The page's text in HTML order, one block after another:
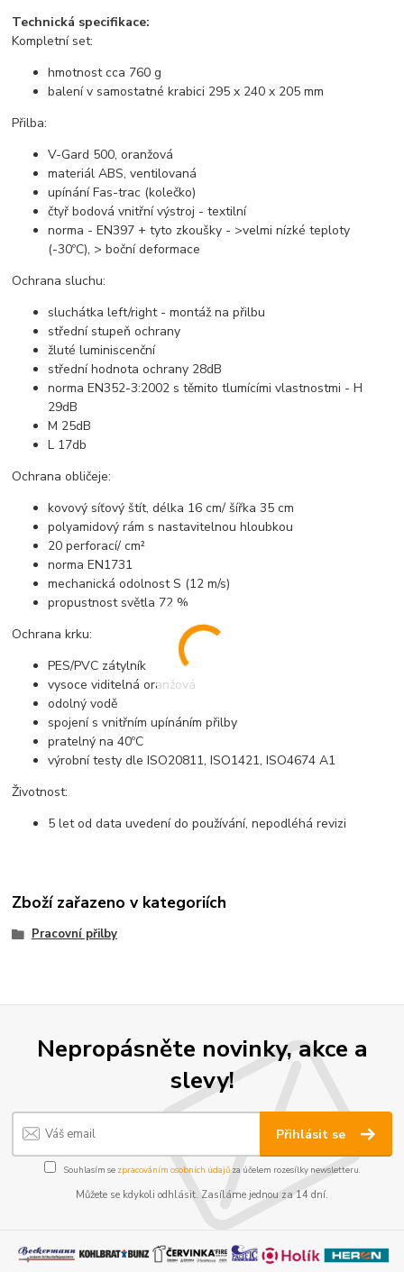
Technická specifikace:
Kompletní set:
hmotnost cca 760 g
balení v samostatné krabici 295 x 240 x 205 mm
Přilba:
V-Gard 500, oranžová
materiál ABS, ventilovaná
upínání Fas-trac (kolečko)
čtyř bodová vnitřní výstroj - textilní
norma - EN397 + tyto zkoušky - >velmi nízké teploty
(-30ºC), > boční deformace
Ochrana sluchu:
sluchátka left/right - montáž na přilbu
střední stupeň ochrany
žluté luminiscenční
střední hodnota ochrany 28dB
norma EN352-3:2002 s těmito tlumícími vlastnostmi - H
29dB
M 25dB
L 17db
Ochrana obličeje:
kovový síťový štít, délka 16 cm/ šířka 35 cm
polyamidový rám s nastavitelnou hloubkou
20 perforací/ cm²
norma EN1731
mechanická odolnost S (12 m/s)
propustnost světla 72 %
Ochrana krku:
PES/PVC zátylník
vysoce viditelná oranžová
odolný vodě
spojení s vnitřním upínáním přilby
pratelný na 40ºC
výrobní testy dle ISO20811, ISO1421, ISO4674 A1
Životnost:
5 let od data uvedení do používání, nepodléhá revizi
Zboží zařazeno v kategoriích
Pracovní přilby
Nepropásněte novinky, akce a
slevy!
Přihlásit se
Souhlasím se zpracováním osobních údajůza účelem rozesílky newsletteru.
Můžete se kdykoli odhlásit. Zasíláme jednou za 14 dní.